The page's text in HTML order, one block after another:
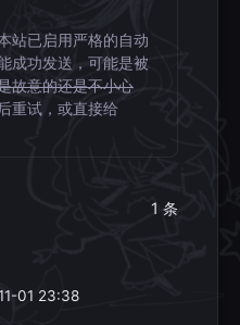
站已启用严格的自动
成功发送，可能是被
故意的还是不小心
重试，或直接给
1 条
01 23:38